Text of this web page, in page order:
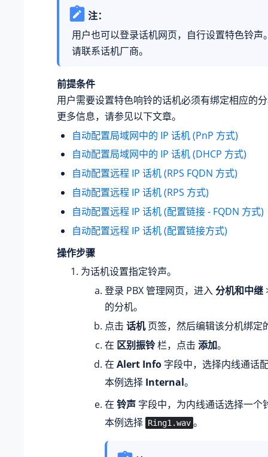
注：
用户也可以登录话机网页，自行设置特色铃声
请联系话机厂商。
前提条件
用户需要设置特色响铃的话机必须有绑定相应的
更多信息，请参见以下文章。
自动配置局域网中的 IP 话机 (PnP 方式)
自动配置局域网中的 IP 话机 (DHCP 方式)
自动配置远程 IP 话机 (RPS FQDN 方式)
自动配置远程 IP 话机 (RPS 方式)
自动配置远程 IP 话机 (配置链接 - FQDN 方式)
自动配置远程 IP 话机 (配置链接方式)
操作步骤
为话机设置指定铃声。
登录 PBX 管理网页，进入分机和中继
的分机。
点击 话机页签，然后编辑该分机绑定
在 区别振铃栏，点击 添加。
在 Alert Info 字段中，选择内线通话
本例选择 Internal。
在 铃声 字段中，为内线通话选择一个
本例选择 Ring1.wav 。